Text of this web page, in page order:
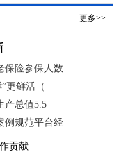
更多>>
保险参保人数
更鲜活（
产总值5.5
例规范平台经
贡献